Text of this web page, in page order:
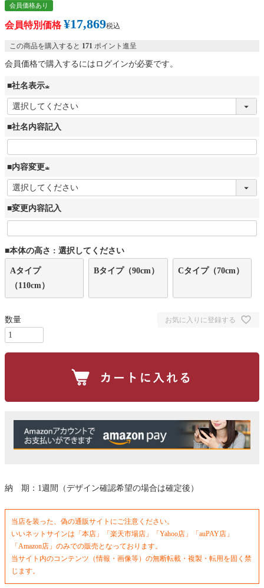
会員価格あり
会員特別価格 ¥17,869税込
この商品を購入すると 171 ポイント進呈
会員価格で購入するにはログインが必要です。
■社名表示
(
必
■社名内容記入
■内容変更
(
必
■変更内容記入
■本体の高さ 選択してください
Aタイプ
（110cm）
Bタイプ（90cm） Cタイプ（70cm）
お気に入りに登録する
納 期：1週間（デザイン確認希望の場合は確定後）
当店を装った、偽の通販サイトにご注意ください。
いいネットサインは「本店」「楽天市場店」「Yahoo店」「auPAY店」
「Amazon店」のみでの販売となっております。
当サイト内のコンテンツ（情報・画像等）の無断転載・複製・転用を固く禁
じます。